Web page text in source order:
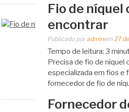
Fio de níquel
encontrar
Publicado por adminem 27
Tempo de leitura: 3
Precisa de fio de níquel
especializada em fios e
fornecedor de fio de
Fornecedor